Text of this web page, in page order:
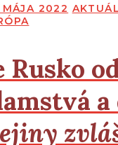
2022
Rusko